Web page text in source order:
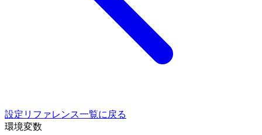
設定リファレンス一覧に戻る
環境変数